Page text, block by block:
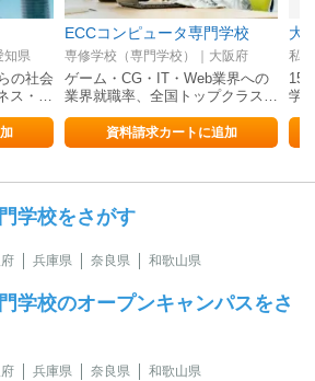
知県
の社会
ス・…
ECCコンピュータ専門学校
専修学校（専門学校）｜大阪府
ゲーム・CG・IT・Web業界への
業界就職率、全国トップクラス…
資料請求カートに追加
大
私
15
学
学校をさがす
兵庫県 奈良県 和歌山県
学校のオープンキャンパスをさ
兵庫県 奈良県 和歌山県